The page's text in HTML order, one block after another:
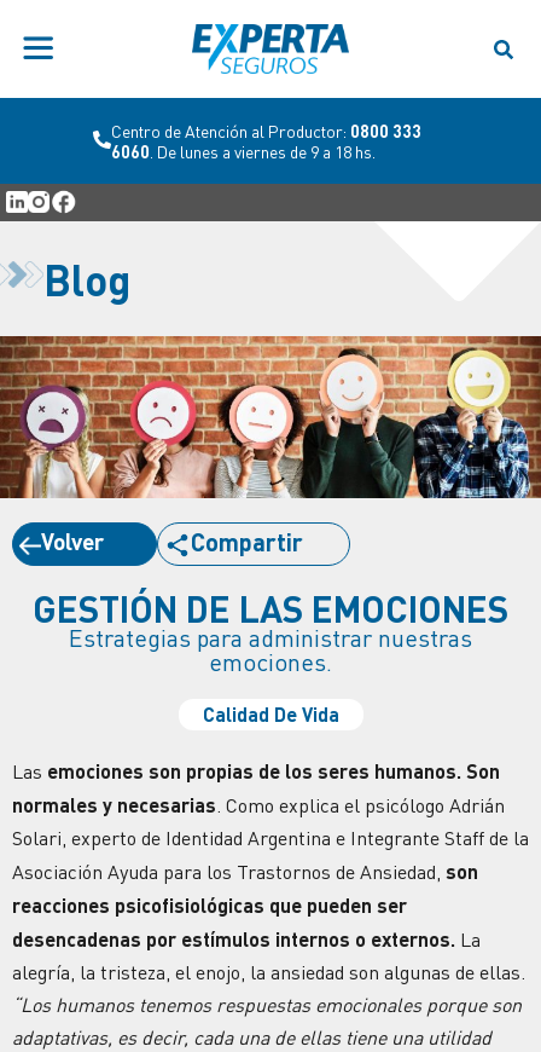
Centro de Atención al Productor: 0800 333
6060 . De lunes a viernes de 9 a 18 hs.
Blog
Volver Compartir
GESTIÓN DE LAS EMOCIONES
Estrategias para administrar nuestras
emociones.
Calidad De Vida
Las emociones son propias de los seres humanos. Son
normales y necesarias. Como explica el psicólogo Adrián
Solari, experto de Identidad Argentina e Integrante Staff de la
Asociación Ayuda para los Trastornos de Ansiedad, son
reacciones psicofisiológicas que pueden ser
desencadenas por estímulos internos o externos. La
alegría, la tristeza, el enojo, la ansiedad son algunas de ellas.
“Los humanos tenemos respuestas emocionales porque son
adaptativas, es decir, cada una de ellas tiene una utilidad